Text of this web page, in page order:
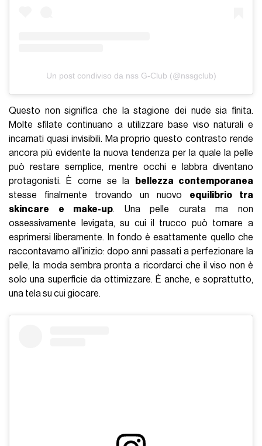
Un post condiviso da nss G-Club (@nssgclub)
Questo non significa che la stagione dei nude sia finita.
Molte sfilate continuano a utilizzare base viso naturali e
incarnati quasi invisibili. Ma proprio questo contrasto rende
ancora più evidente la nuova tendenza per la quale la pelle
può restare semplice, mentre occhi e labbra diventano
protagonisti. È come se la
bellezza contemporanea
stesse finalmente trovando un nuovo equilibrio tra
skincare e make-up. Una pelle curata ma non
ossessivamente levigata, su cui il trucco può tornare a
esprimersi liberamente. In fondo è esattamente quello che
raccontavamo all’inizio: dopo anni passati a perfezionare la
pelle, la moda sembra pronta a ricordarci che il viso non è
solo una superficie da ottimizzare. È anche, e soprattutto,
una tela su cui giocare.